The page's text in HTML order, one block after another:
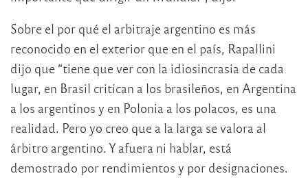
Sobre el por qué el arbitraje argentino es más
reconocido en el exterior que en el país, Rapallini
dijo que “tiene que ver con la idiosincrasia de cada
lugar, en Brasil critican a los brasileños, en Argentina
a los argentinos y en Polonia a los polacos, es una
realidad. Pero yo creo que a la larga se valora al
árbitro argentino. Y afuera ni hablar, está
demostrado por rendimientos y por designaciones.